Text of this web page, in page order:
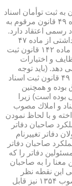
املاك مصوب ۱۳۱۰، كماكان به ثبت توأمان اسناد
رسمی توسط مباشرین ثبت (كه به موجب ماده ۴۹ قانون مرقوم به
رسمی اعتقاد دارد.
ماده ۴۹ قانون جدیدالتصویب كه در حقیقت برداشتی از ماده ۴۷
قانون ثبت اسناد و املاك مصوب سال ۱۲۹۰ و ماده ۱۴۲ قانون ثبت
بود، همان وظایف و اختیارات
دهد. (باید توجه
نمود كه معنای مسئولین دفاتر، مندرج در ماده ۴۹ قانون ثبت اسناد
صادق بوده و همچنین
بوده است) زیرا
و ۹۱ قانون ثبت اسناد و املاك مصوب
و با لحاظ نمودن
صاحبان دفاتر
دفاتر تغییرنام
صاحبان دفاتر
دفاتر را كه
معنا را به صاحبان
این نقطه نظر
بعدها در ماده ۲۹ قانون دفاتر اسناد رسمی مصوب ۱۳۵۴ نیز قابل